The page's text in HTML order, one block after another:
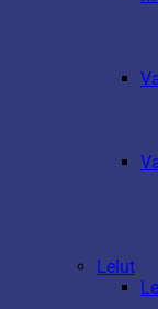
Lelut